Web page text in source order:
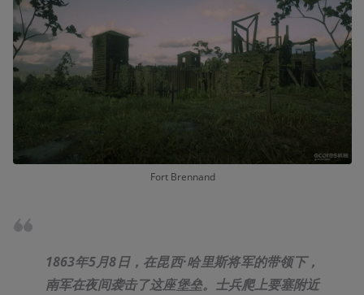
Fort Brennand
1863年5月8日，在昆西·哈里斯将军的带领下，
南军在夜间袭击了这座堡垒。士兵爬上要塞附近